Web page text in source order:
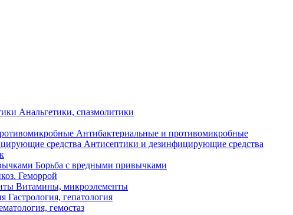
Анальгетики, спазмолитики
Антибактериальные и противомикробные
Антисептики и дезинфицирующие средства
Борьба с вредными привычками
Геморрой
Витамины, микроэлементы
Гастрология, гепатология
гемостаз